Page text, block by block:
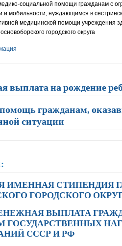
социальной помощи гражданам с
и мобильности, нуждающимся в
медицинской помощи учреждения
городского округа
выплата на рождение
гражданам,
ситуации
ИМЕННАЯ СТИПЕНДИЯ
ГОРОДСКОГО
ВЫПЛАТА
ГОСУДАРСТВЕННЫХ
СССР И РФ